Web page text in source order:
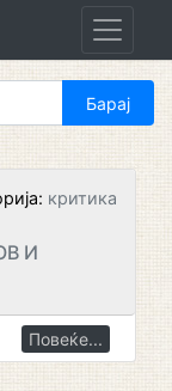
критика
И
Повеќе...